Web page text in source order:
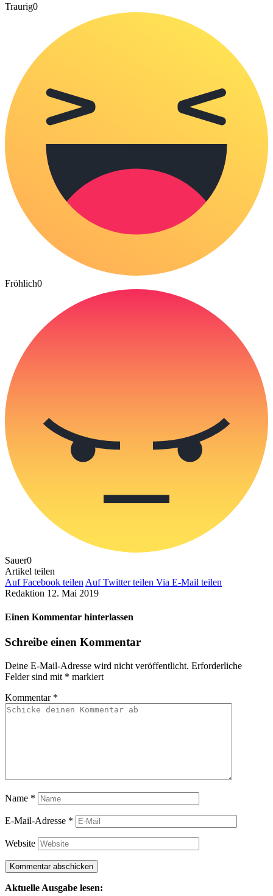
Traurig0
Fröhlich0
Sauer0
Artikel teilen
Auf Facebook teilen Auf Twitter teilen Via E-Mail teilen
Redaktion 12. Mai 2019
Einen Kommentar hinterlassen
Schreibe einen Kommentar
Deine E-Mail-Adresse wird nicht veröffentlicht. Erforderliche
Felder sind mit * markiert
Kommentar *
Name *
E-Mail-Adresse *
Website
Aktuelle Ausgabe lesen: